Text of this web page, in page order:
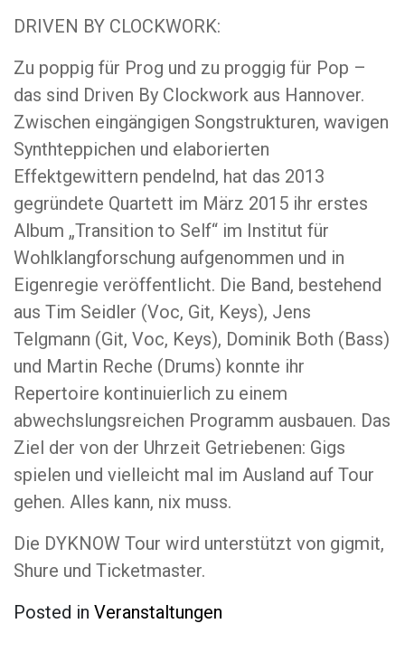
DRIVEN BY CLOCKWORK:
Zu poppig für Prog und zu proggig für Pop –
das sind Driven By Clockwork aus Hannover.
Zwischen eingängigen Songstrukturen, wavigen
Synthteppichen und elaborierten
Effektgewittern pendelnd, hat das 2013
gegründete Quartett im März 2015 ihr erstes
Album „Transition to Self“ im Institut für
Wohlklangforschung aufgenommen und in
Eigenregie veröffentlicht. Die Band, bestehend
aus Tim Seidler (Voc, Git, Keys), Jens
Telgmann (Git, Voc, Keys), Dominik Both (Bass)
und Martin Reche (Drums) konnte ihr
Repertoire kontinuierlich zu einem
abwechslungsreichen Programm ausbauen. Das
Ziel der von der Uhrzeit Getriebenen: Gigs
spielen und vielleicht mal im Ausland auf Tour
gehen. Alles kann, nix muss.
Die DYKNOW Tour wird unterstützt von gigmit,
Shure und Ticketmaster.
Posted in Veranstaltungen